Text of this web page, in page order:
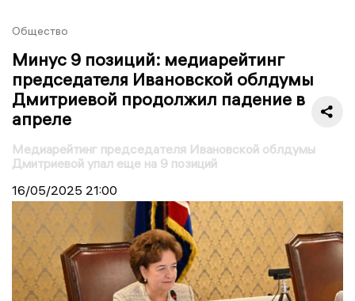
Общество
Минус 9 позиций: медиарейтинг
председателя Ивановской облдумы
Дмитриевой продолжил падение в
апреле
Медиарейтинг председателя Ивановской облдумы
Дмитриевой упал еще на 9 позиций
16/05/2025 21:00